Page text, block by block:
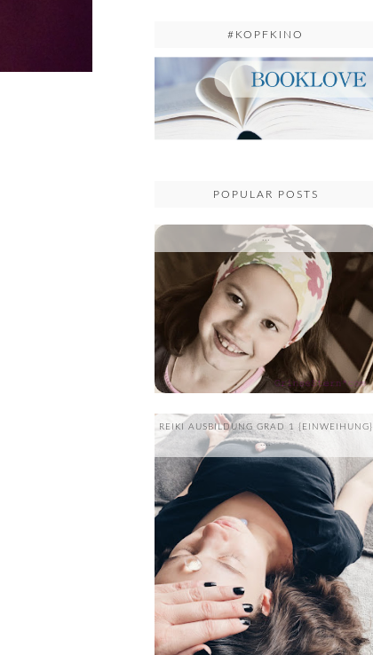
#KOPFKINO
POPULAR POSTS
...
REIKI AUSBILDUNG GRAD 1 {EINWEIHUNG}
....